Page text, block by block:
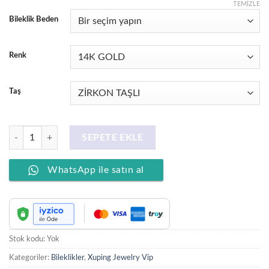
Bileklik Beden
Renk
Taş
TEMIZLE
XUPING JEWELRY 14 Ayar Altın Kaplama, Nokta Model Bileklik adet
SEPETE EKLE
WhatsApp ile satın al
Stok kodu: Yok
Kategoriler: Bileklikler, Xuping Jewelry Vip